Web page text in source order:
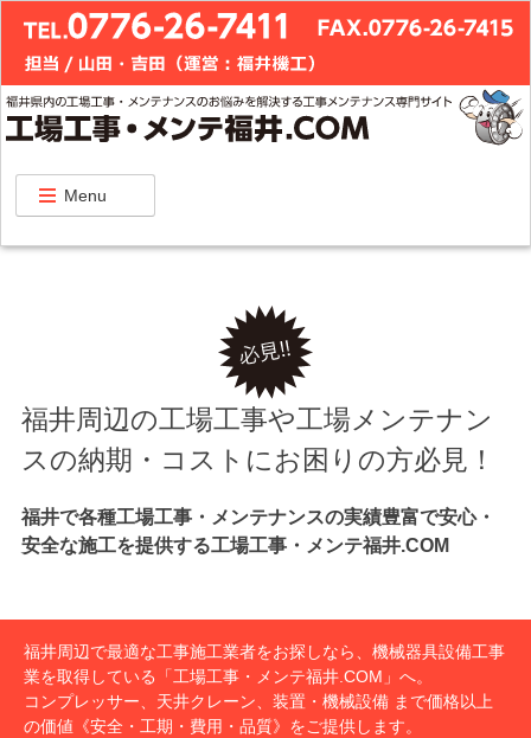
Menu
福井周辺の工場工事や工場メンテナン
スの納期・コストにお困りの方必見！
福井で各種工場工事・メンテナンスの実績豊富で安心・
安全な施工を提供する工場工事・メンテ福井.COM
福井周辺で最適な工事施工業者をお探しなら、機械器具設備工事
業を取得している「工場工事・メンテ福井.COM」へ。
コンプレッサー、天井クレーン、装置・機械設備 まで価格以上
の価値《安全・工期・費用・品質》をご提供します。